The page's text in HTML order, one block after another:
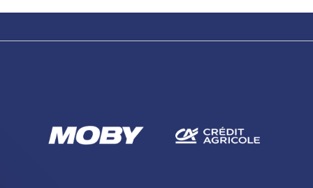
sempre abilitati
ACCETTA E SALVA